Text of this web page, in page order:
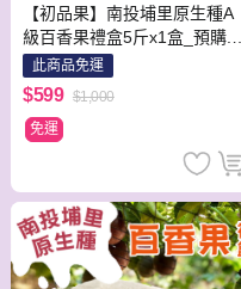
【初品果】南投埔里原生種A
級百香果禮盒5斤x1盒_預購.周
五-周日及例假日前一天不出貨
此商品免運
$599 $1,000
免運